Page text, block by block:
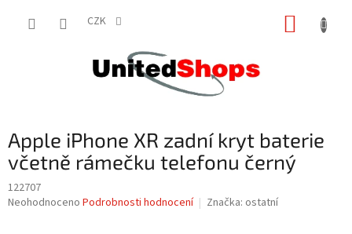
CZK
Apple iPhone XR zadní kryt baterie
včetně rámečku telefonu černý
122707
Průměrné
Neohodnoceno Podrobnosti hodnocení Značka: ostatní